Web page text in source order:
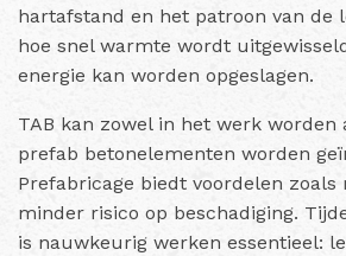
hartafstand en het patroon van de
hoe snel warmte wordt
energie kan worden opgeslagen.
TAB kan zowel in het werk worden
prefab betonelementen worden
Prefabricage biedt voordelen zoals
minder risico op beschadiging.
is nauwkeurig werken essentieel: